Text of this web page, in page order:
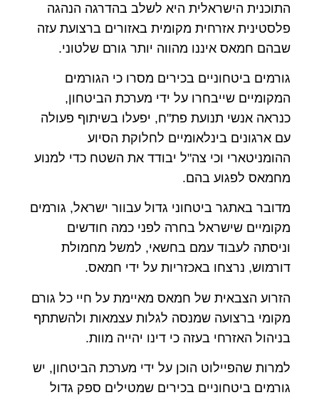
התוכנית הישראלית היא לשלב בהדרגה הנהגה
פלסטינית אזרחית מקומית באזורים ברצועת עזה
שבהם חמאס איננו מהווה יותר גורם שלטוני.
גורמים ביטחוניים בכירים מסרו כי הגורמים
המקומיים שייבחרו על ידי מערכת הביטחון,
כנראה אנשי תנועת פת"ח, יפעלו בשיתוף פעולה
עם ארגונים בינלאומיים לחלוקת הסיוע
ההומניטארי וכי צה"ל יבודד את השטח כדי למנוע
מחמאס לפגוע בהם.
מדובר באתגר ביטחוני גדול עבוור ישראל, גורמים
מקומיים שישראל בחרה לפני כמה חודשים
וניסתה לעבוד עמם בחשאי, למשל מחמולת
דורמוש, נרצחו באכזריות על ידי חמאס.
הזרוע הצבאית של חמאס מאיימת על חיי כל גורם
מקומי ברצועה שמנסה לגלות עצמאות ולהשתתף
בניהול האזרחי בעזה כי דינו יהייה מוות.
למרות שהפיילוט הוכן על ידי מערכת הביטחון, יש
גורמים ביטחוניים בכירים שמטילים ספק גדול